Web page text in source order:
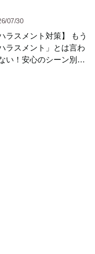
07/30
ハラスメント対策】 もう
ハラスメント」とは言わ
い！安心のシーン別セ